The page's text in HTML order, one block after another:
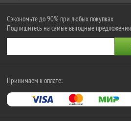
Сэкономьте до 90% при любых покупках
Подпишитесь на самые выгодные предложения
Принимаем к оплате: